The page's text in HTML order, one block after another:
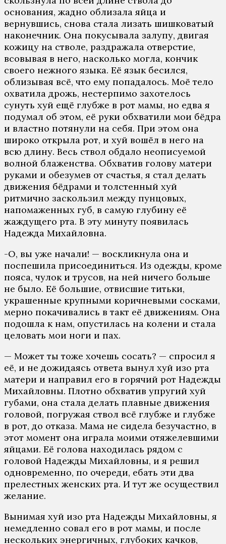
основания, жадно облизала яйца и
вернувшись, снова стала лизать шишковатый
наконечник. Она покусывала залупу, двигая
кожицу на стволе, раздражала отверстие,
всовывая в него, насколько могла, кончик
своего нежного языка. Её язык бесился,
облизывая всё, что ему попадалось. Моё тело
охватила дрожь, нестерпимо захотелось
сунуть хуй ещё глубже в рот мамы, но едва я
подумал об этом, её руки обхватили мои бёдра
и властно потянули на себя. При этом она
широко открыла рот, и хуй вошёл в него на
всю длину. Весь ствол обдало неописуемой
волной блаженства. Обхватив голову матери
руками и обезумев от счастья, я стал делать
движения бёдрами и толстенный хуй
ритмично заскользил между пунцовых,
напомаженных губ, в самую глубину её
жаждущего рта. В эту минуту появилась
Надежда Михайловна.
-О, вы уже начали! — воскликнула она и
поспешила присоединиться. Из одежды, кроме
пояса, чулок и трусов, на ней ничего больше
не было. Её большие, отвисшие титьки,
украшенные крупными коричневыми сосками,
мерно покачивались в такт её движениям. Она
подошла к нам, опустилась на колени и стала
целовать мои ноги и пах.
— Может ты тоже хочешь сосать? — спросил я
её, и не дожидаясь ответа вынул хуй изо рта
матери и направил его в горячий рот Надежды
Михайловны. Плотно обхватив упругий хуй
губами, она стала делать плавные движения
головой, погружая ствол всё глубже и глубже
в рот, до отказа. Мама не сидела безучастно, в
этот момент она играла моими отяжелевшими
яйцами. Её голова находилась рядом с
головой Надежды Михайловны, и я решил
одновременно, по очереди, ебать эти два
прелестных женских рта. И тут же осуществил
желание.
Вынимая хуй изо рта Надежды Михайловны, я
немедленно совал его в рот мамы, и после
нескольких энергичных, глубоких качков,